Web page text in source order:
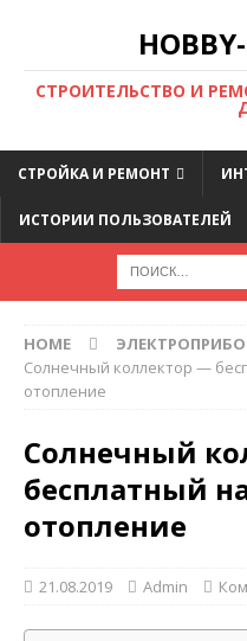
CТРОИТЕЛЬСТВО И
СТРОЙКА И РЕМОНТ
ИСТОРИИ ПОЛЬЗОВАТЕЛЕЙ
HOME
Солнечный коллектор —
отопление
Солнечный
бесплатный
отопление
21.08.2019 Admin